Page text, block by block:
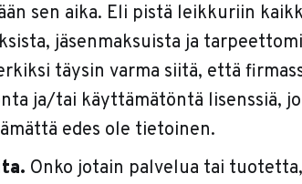
sen aika. Eli pistä leikkuriin
jäsenmaksuista ja
täysin varma siitä, että
ja/tai käyttämätöntä lisenssiä,
edes ole tietoinen.
Onko jotain palvelua tai